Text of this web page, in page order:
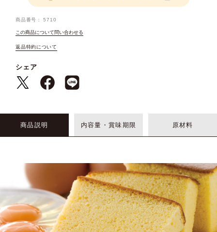
商品番号 5710
この商品について問い合わせる
返品特約について
シェア
商品説明 内容量・賞味期限 原材料